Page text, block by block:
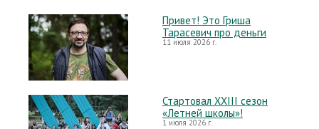
Привет! Это Гриша
Тарасевич про деньги
11 июля 2026 г.
Стартовал XXIII сезон
«Летней школы»!
1 июля 2026 г.